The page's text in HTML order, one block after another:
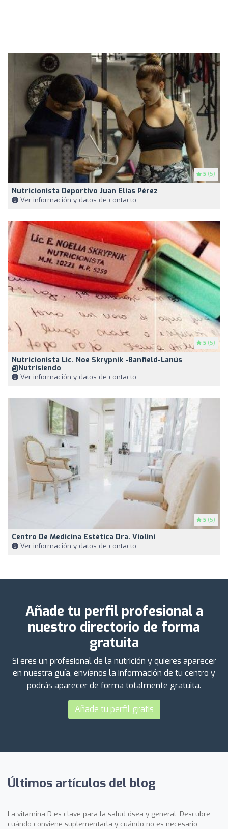
5 (5)
Nutricionista Deportivo Juan Elías Pérez
Ver información y datos de contacto
5 (5)
Nutricionista Lic. Noe Skrypnik -Banfield-Lanús
@nutrisiendo
Ver información y datos de contacto
5 (5)
Centro De Medicina Estética Dra. Violini
Ver información y datos de contacto
Añade tu perfil profesional a
nuestro directorio de forma
gratuita
Si eres un profesional de la nutrición y quieres aparecer
en nuestra guía, envíanos la información de tu centro y
podrás aparecer de forma totalmente gratuita.
Añade tu perfil gratis
Últimos artículos del blog
La vitamina D es clave para la salud ósea y general. Descubre
cuándo conviene suplementarla y cuándo no es necesario.